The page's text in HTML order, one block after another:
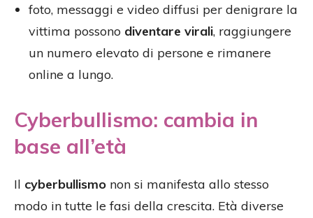
foto, messaggi e video diffusi per denigrare la
vittima possono diventare virali, raggiungere
un numero elevato di persone e rimanere
online a lungo.
Cyberbullismo: cambia in
base all’età
Il cyberbullismo non si manifesta allo stesso
modo in tutte le fasi della crescita. Età diverse